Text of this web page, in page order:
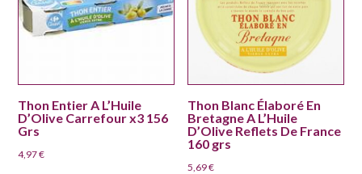
Thon Entier A L’Huile
D’Olive Carrefour x3 156
Grs
4,97€
Thon Blanc Élaboré En
Bretagne A L’Huile
D’Olive Reflets De France
160 grs
5,69€